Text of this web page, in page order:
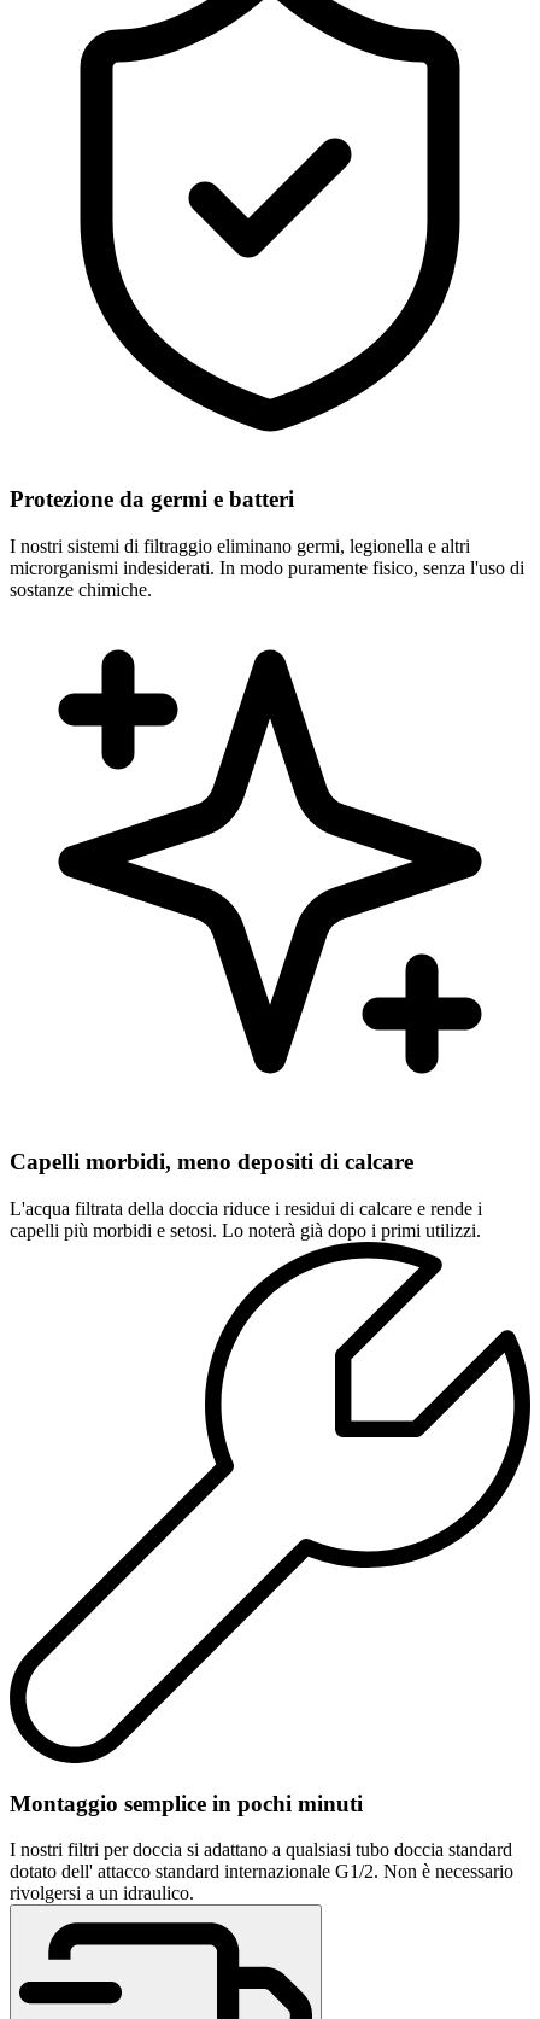
Protezione da germi e batteri
I nostri sistemi di filtraggio eliminano germi, legionella e altri
microrganismi indesiderati. In modo puramente fisico, senza l'uso di
sostanze chimiche.
Capelli morbidi, meno depositi di calcare
L'acqua filtrata della doccia riduce i residui di calcare e rende i
capelli più morbidi e setosi. Lo noterà già dopo i primi utilizzi.
Montaggio semplice in pochi minuti
I nostri filtri per doccia si adattano a qualsiasi tubo doccia standard
dotato dell' attacco standard internazionale G1/2. Non è necessario
rivolgersi a un idraulico.